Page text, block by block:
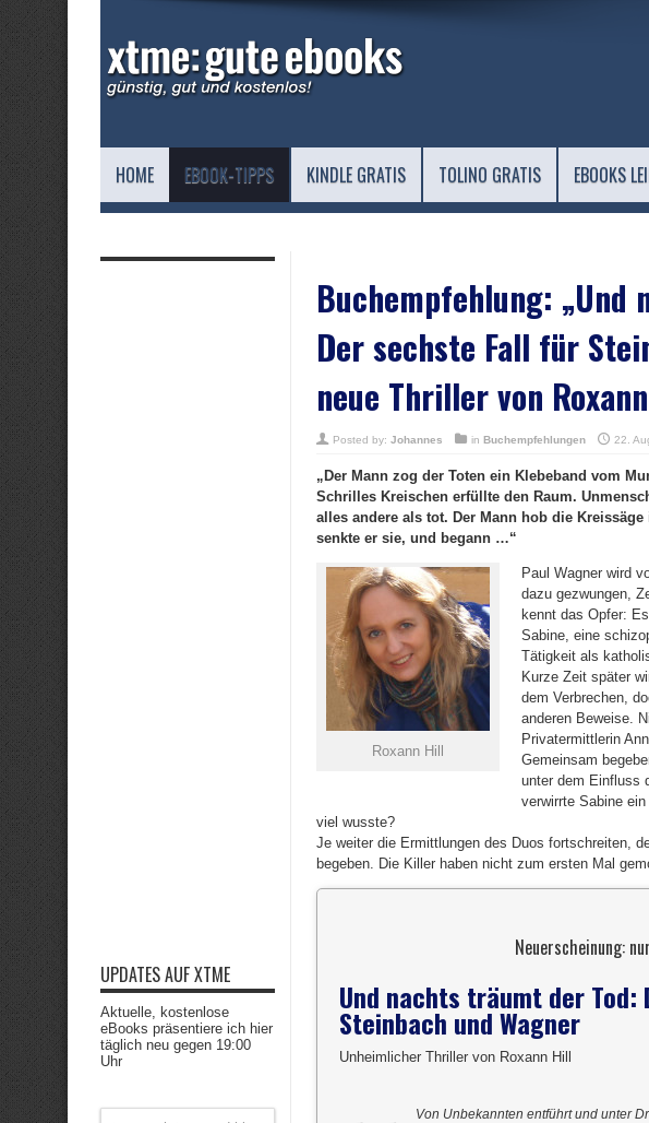
HOME EBOOK-TIPPS KINDLE GRATIS TOLINO GRATIS EBOOKS
Buchempfehlung: „Und
Der sechste Fall für
neue Thriller von
Posted by: Johannes in Buchempfehlungen 22.
„Der Mann zog der Toten ein Klebeband vom
Schrilles Kreischen erfüllte den Raum.
alles andere als tot. Der Mann hob die
senkte er sie, und begann …“
Roxann Hill
Paul Wagner wird
dazu gezwungen,
kennt das Opfer:
Sabine, eine
Tätigkeit als
Kurze Zeit später
dem Verbrechen,
anderen Beweise.
Privatermittlerin
Gemeinsam
unter dem Einfluss
verwirrte Sabine
viel wusste?
Je weiter die Ermittlungen des Duos fortschreiten,
begeben. Die Killer haben nicht zum ersten Mal
Neuerscheinung:
Und nachts träumt der
Steinbach und Wagner
Unheimlicher Thriller von Roxann Hill
Von Unbekannten entführt und unter
UPDATES AUF XTME
Aktuelle, kostenlose
eBooks präsentiere ich hier
täglich neu gegen 19:00
Uhr